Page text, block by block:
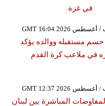
في غزة
حسم مستقبله ووالده يؤكد
في ملاعب كرة القدم
المباشرة بين لبنان